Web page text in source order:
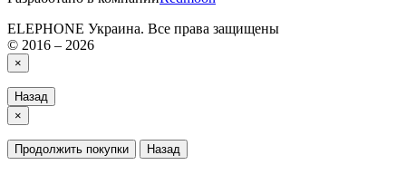
ELEPHONE Украина. Все права защищены
© 2016 – 2026
×
Назад
×
Продолжить покупки Назад